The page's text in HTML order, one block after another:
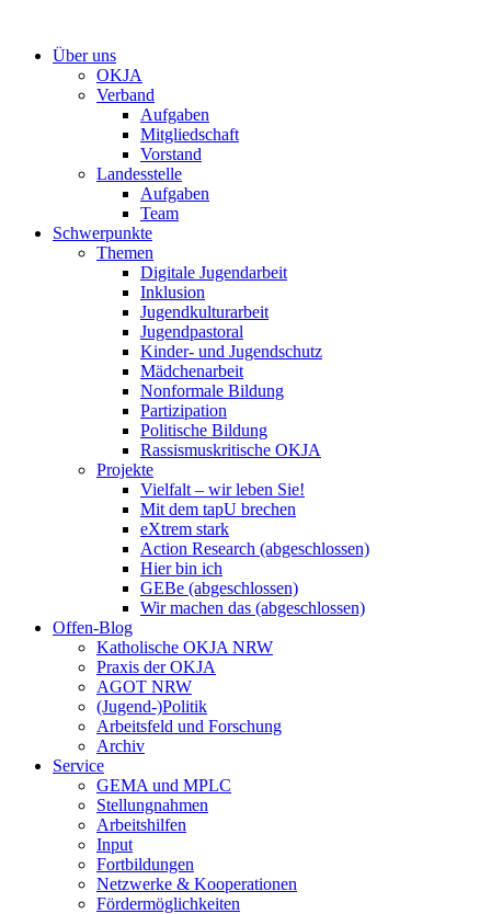
springenÜber uns
OKJA
Verband
Aufgaben
Mitgliedschaft
Vorstand
Landesstelle
Aufgaben
Team
Schwerpunkte
Themen
Digitale Jugendarbeit
Inklusion
Jugendkulturarbeit
Jugendpastoral
Kinder- und Jugendschutz
Mädchenarbeit
Nonformale Bildung
Partizipation
Politische Bildung
Rassismuskritische OKJA
Projekte
Vielfalt – wir leben Sie!
Mit dem tapU brechen
eXtrem stark
Action Research (abgeschlossen)
Hier bin ich
GEBe (abgeschlossen)
Wir machen das (abgeschlossen)
Offen-Blog
Katholische OKJA NRW
Praxis der OKJA
AGOT NRW
(Jugend-)Politik
Arbeitsfeld und Forschung
Archiv
Service
GEMA und MPLC
Stellungnahmen
Arbeitshilfen
Input
Fortbildungen
Netzwerke & Kooperationen
Fördermöglichkeiten